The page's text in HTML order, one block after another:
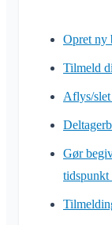
Personlig
Samtaler
Hvad er en
Privat
Samtale i
Samtale til
Generelt
Områder
Hvad er et
Opret ny
Tilmeld
Aflys/slet
Gør